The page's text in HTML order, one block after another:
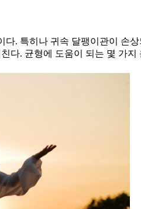
. 특히나 귀속 달팽이관이 손
다. 균형에 도움이 되는 몇 가지